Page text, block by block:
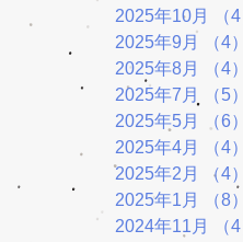
2025年10月
（4
2025年9月
（4）
2025年8月
（4）
2025年7月
（5）
2025年5月
（6）
2025年4月
（4）
2025年2月
（4）
2025年1月
（8）
2024年11月
（4